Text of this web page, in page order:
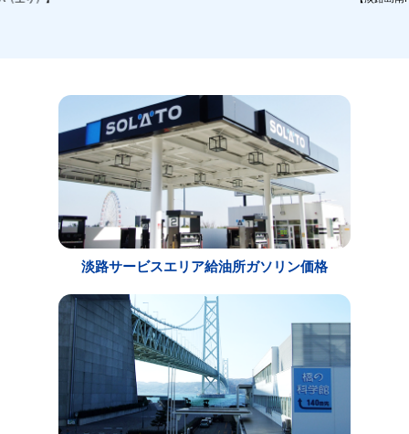
淡路サービスエリア給油所ガソリン価格